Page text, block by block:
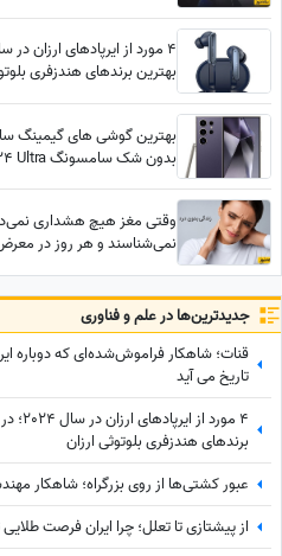
بهترین برندهای هندزفری
وقتی مغز هیچ هشداری
نمی‌شناسند و هر روز در
جدید‌ترین‌ها در علم و فناوری
قنات؛ شاهکار فراموش‌شده‌ای که دوباره
تاریخ می آید
4
برندهای هندزفری بلوتوثی ارزان
عبور کشتی‌ها از روی بزرگراه؛ شاهکار
از پیشتازی تا تعلل؛ چرا ایران فرصت